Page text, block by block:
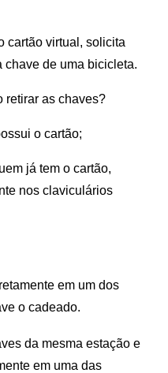
cartão virtual, solicita
chave de uma bicicleta.
retirar as chaves?
o cartão;
já tem o cartão,
nos claviculários
em um dos
o cadeado.
da mesma estação e
em uma das